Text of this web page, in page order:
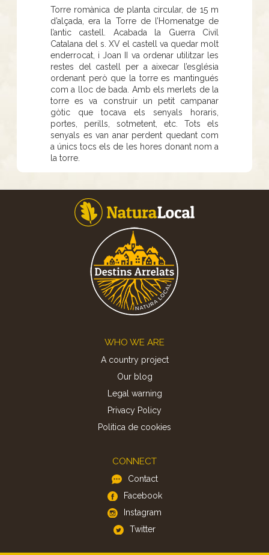
Torre romànica de planta circular, de 15 m
d’alçada, era la Torre de l’Homenatge de
l’antic castell. Acabada la Guerra Civil
Catalana del s. XV el castell va quedar molt
enderrocat, i Joan II va ordenar utilitzar les
restes del castell per a aixecar l’església
ordenant però que la torre es mantingués
com a lloc de bada. Amb els merlets de la
torre es va construir un petit campanar
gòtic que tocava els senyals horaris,
portes, perills, sotmetent, etc. Tots els
senyals es van anar perdent quedant com
a únics tocs els de les hores donant nom a
la torre.
WHO WE ARE
A country project
Our blog
Legal warning
Privacy Policy
Politica de cookies
CONNECT
Contact
Facebook
Instagram
Twitter